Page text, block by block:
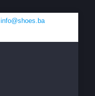
info@shoes.ba